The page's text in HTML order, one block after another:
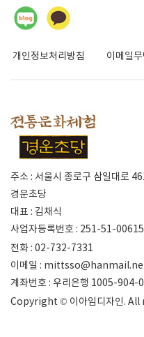
개인정보처리방침 이메일
주소 : 서울시 종로구 삼일대로
경운초당
대표 : 김채식
사업자등록번호 : 251-51-00615
전화 : 02-732-7331
이메일 :
계좌번호 : 우리은행 1005-904-
Copyright © 이아임디자인.